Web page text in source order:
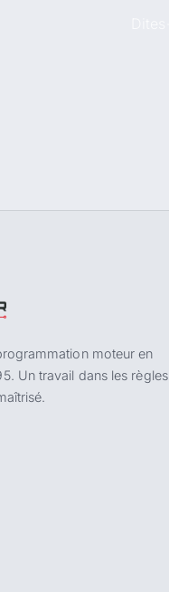
moteur en
Un travail dans les règles